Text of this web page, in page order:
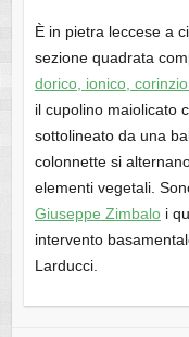
È in pietra leccese a
sezione quadrata
dorico, ionico,
il cupolino maiolicato
sottolineato da una
colonnette si
elementi vegetali.
Giuseppe Zimbaloi
intervento
Larducci.